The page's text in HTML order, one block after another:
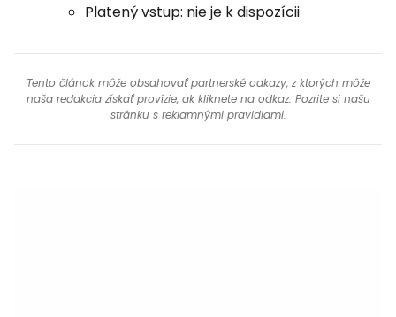
Platený vstup: nie je k dispozícii
Tento článok môže obsahovať partnerské odkazy, z ktorých môže
naša redakcia získať provízie, ak kliknete na odkaz. Pozrite si našu
stránku s reklamnými pravidlami.